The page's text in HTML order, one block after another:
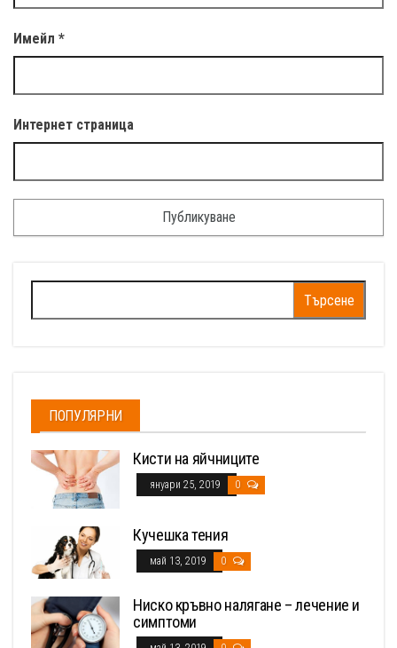
Имейл *
Интернет страница
за:
ПОПУЛЯРНИ
Кисти на яйчниците
януари 25, 2019 0
Кучешка тения
май 13, 2019 0
Ниско кръвно налягане – лечение и
симптоми